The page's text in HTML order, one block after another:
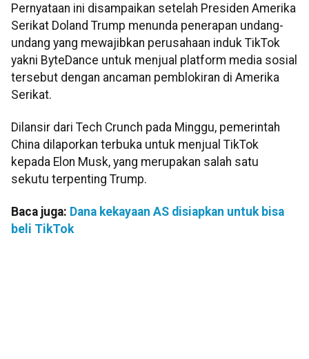
Pernyataan ini disampaikan setelah Presiden Amerika
Serikat Doland Trump menunda penerapan undang-
undang yang mewajibkan perusahaan induk TikTok
yakni ByteDance untuk menjual platform media sosial
tersebut dengan ancaman pemblokiran di Amerika
Serikat.
Dilansir dari Tech Crunch pada Minggu, pemerintah
China dilaporkan terbuka untuk menjual TikTok
kepada Elon Musk, yang merupakan salah satu
sekutu terpenting Trump.
Baca juga: Dana kekayaan AS disiapkan untuk bisa
beli TikTok